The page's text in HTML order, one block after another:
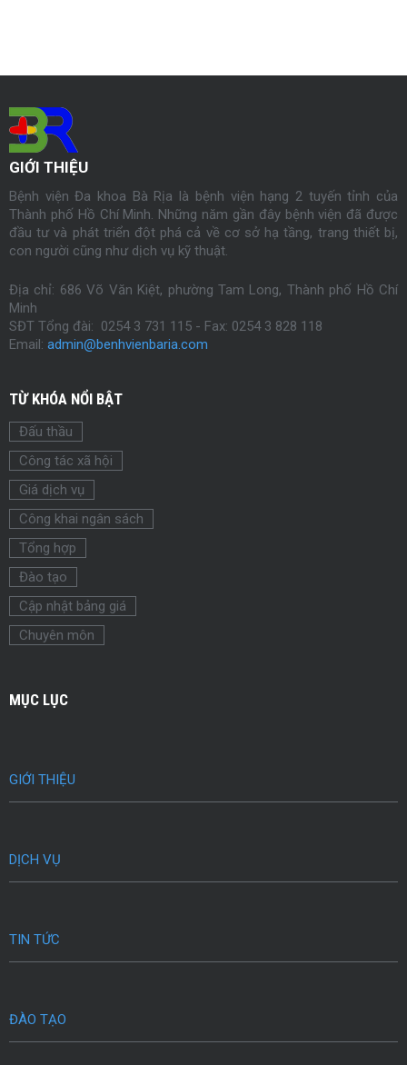
GIỚI THIỆU
Bệnh viện Đa khoa Bà Rịa là bệnh viện hạng 2 tuyến tỉnh của
Thành phố Hồ Chí Minh. Những năm gần đây bệnh viện đã được
đầu tư và phát triển đột phá cả về cơ sở hạ tầng, trang thiết bị,
con người cũng như dịch vụ kỹ thuật.
Địa chỉ: 686 Võ Văn Kiệt, phường Tam Long, Thành phố Hồ Chí
Minh
SĐT Tổng đài: 0254 3 731 115 - Fax: 0254 3 828 118
Email: admin@benhvienbaria.com
TỪ KHÓA NỔI BẬT
Đấu thầu
Công tác xã hội
Giá dịch vụ
Công khai ngân sách
Tổng hợp
Đào tạo
Cập nhật bảng giá
Chuyên môn
MỤC LỤC
GIỚI THIỆU
DỊCH VỤ
TIN TỨC
ĐÀO TẠO